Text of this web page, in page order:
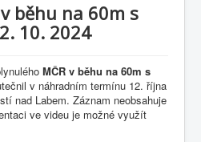
běhu na 60m s
10. 2024
MČR v běhu na 60m s
v náhradním termínu 12. října
nad Labem. Záznam neobsahuje
ve videu je možné využít